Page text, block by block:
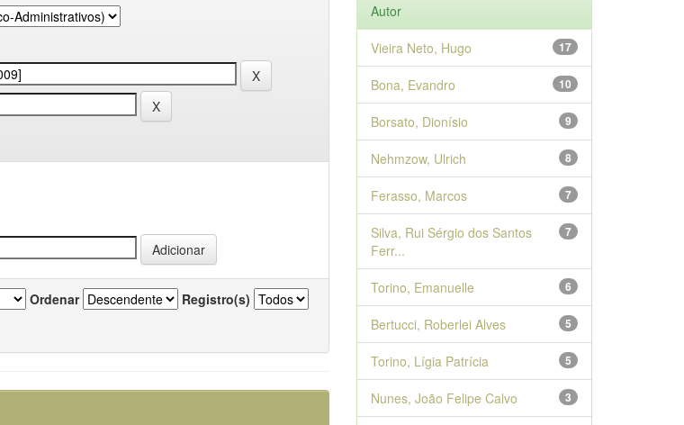
Ordenar Registro(s)
Autor
17
Vieira Neto, Hugo
10
Bona, Evandro
9
Borsato, Dionísio
8
Nehmzow, Ulrich
7
Ferasso, Marcos
7
Silva, Rui Sérgio dos Santos
Ferr...
6
Torino, Emanuelle
5
Bertucci, Roberlei Alves
5
Torino, Lígia Patrícia
3
Nunes, João Felipe Calvo